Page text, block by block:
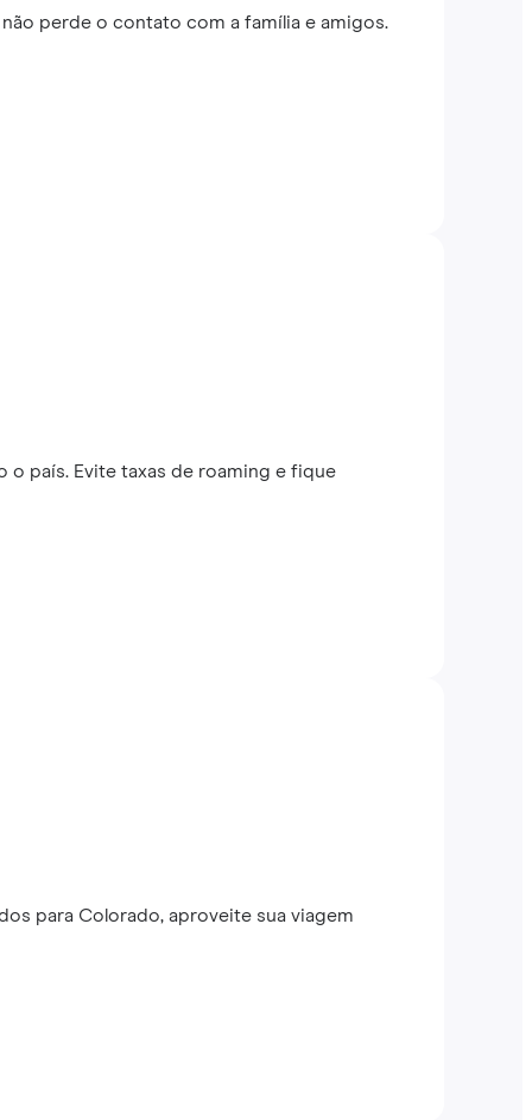
perde o contato com a família e amigos.
o país. Evite taxas de roaming e fique
para Colorado, aproveite sua viagem